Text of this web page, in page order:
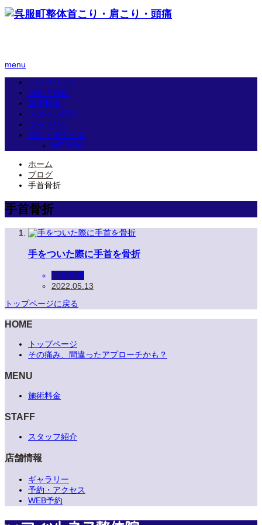
menu
トップページ
当院の施術
施術料金
スタッフ紹介
ギャラリー
予約・アクセス
WEB予約
ホーム
ブログ
手首骨折
手首骨折
手をついた際に手首を骨折
手首骨折
2022.05.13
トップページに戻る
HOME
トップページ
その痛み、間違ったアプローチかも？
MENU
施術料金
STAFF
スタッフ紹介
店舗情報
ギャラリー
予約・アクセス
WEB予約